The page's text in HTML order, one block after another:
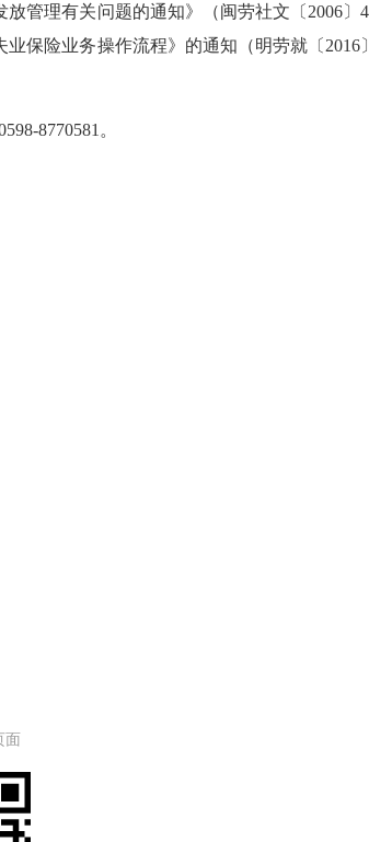
理有关问题的通知》（闽劳社文〔2006〕
保险业务操作流程》的通知（明劳就〔2016
8770581。
面